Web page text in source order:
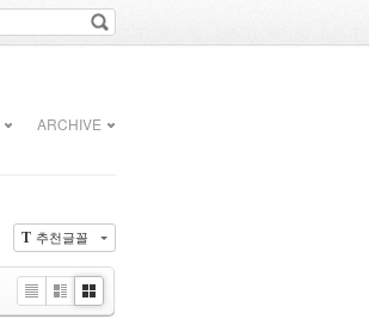
ARCHIVE
T 추천글꼴
Li
Zi
G